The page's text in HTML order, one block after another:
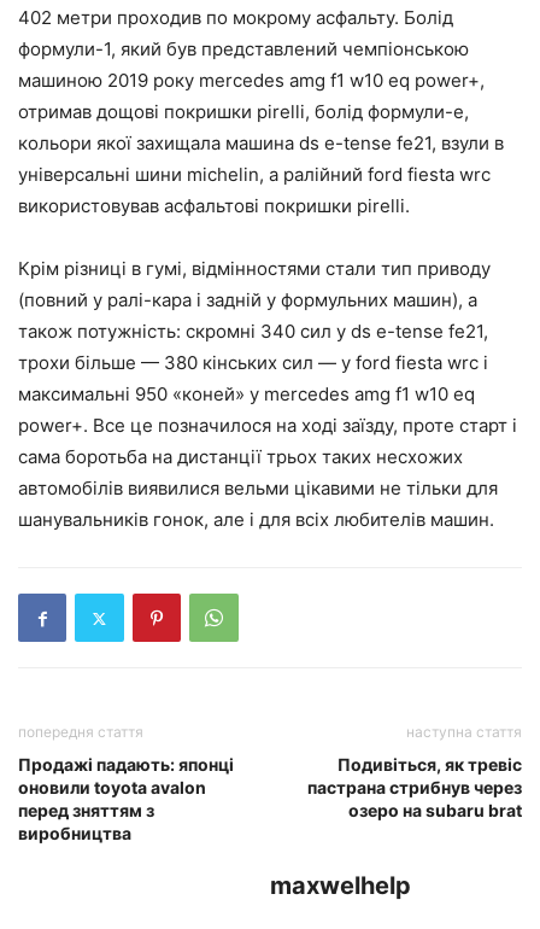
402 метри проходив по мокрому асфальту. Болід
формули-1, який був представлений чемпіонською
машиною 2019 року mercedes amg f1 w10 eq power+,
отримав дощові покришки pirelli, болід формули-е,
кольори якої захищала машина ds e-tense fe21, взули в
універсальні шини michelin, а ралійний ford fiesta wrc
використовував асфальтові покришки pirelli.
Крім різниці в гумі, відмінностями стали тип приводу
(повний у ралі-кара і задній у формульних машин), а
також потужність: скромні 340 сил у ds e-tense fe21,
трохи більше — 380 кінських сил — у ford fiesta wrc і
максимальні 950 «коней» у mercedes amg f1 w10 eq
power+. Все це позначилося на ході заїзду, проте старт і
сама боротьба на дистанції трьох таких несхожих
автомобілів виявилися вельми цікавими не тільки для
шанувальників гонок, але і для всіх любителів машин.
попередня стаття
Продажі падають: японці
оновили toyota avalon
перед зняттям з
виробництва
наступна стаття
Подивіться, як тревіс
пастрана стрибнув через
озеро на subaru brat
maxwelhelp